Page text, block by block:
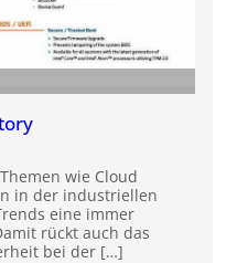
wie Cloud
in der industriellen
eine immer
rückt auch das
bei der […]